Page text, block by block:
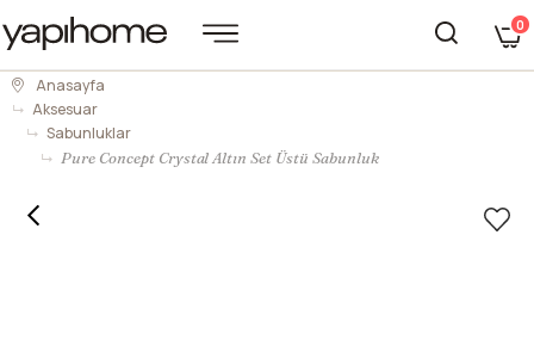
0
Anasayfa
Aksesuar
Sabunluklar
Pure Concept Crystal Altın Set Üstü Sabunluk